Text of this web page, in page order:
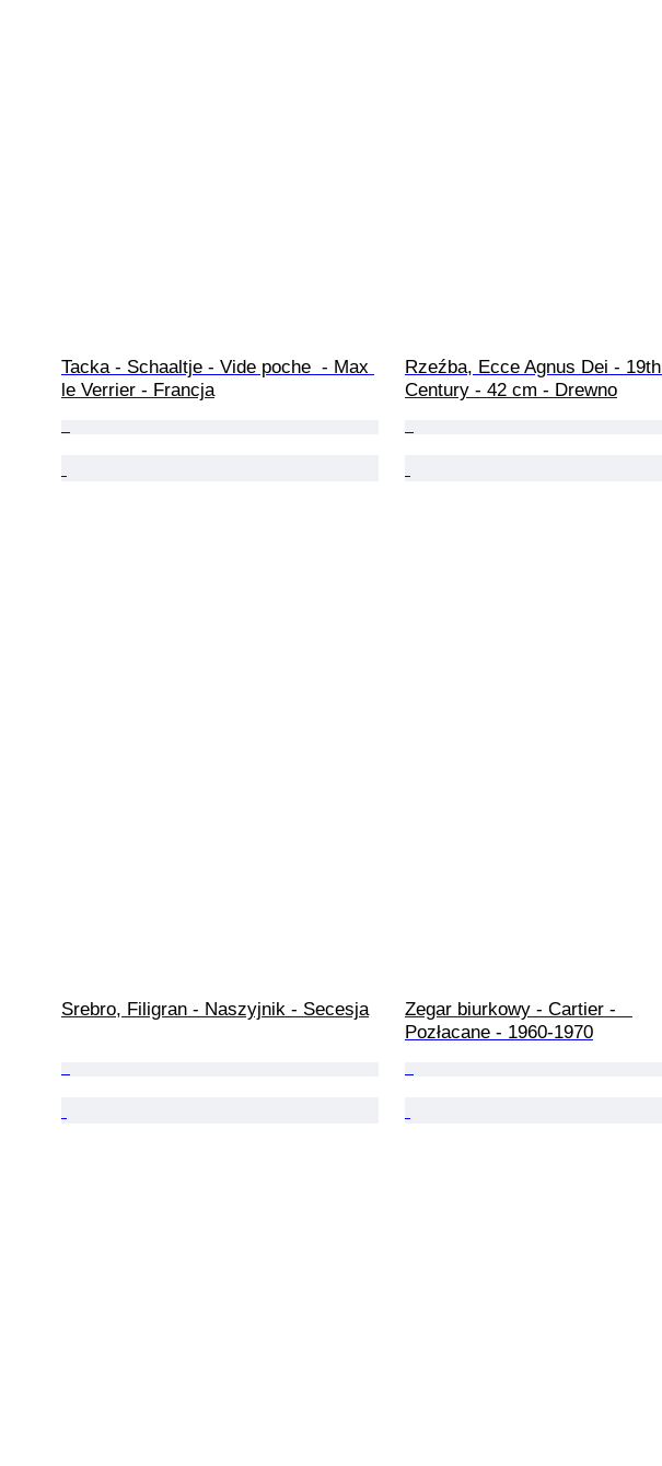
Tacka - Schaaltje - Vide poche  - Max
le Verrier - Francja
Rzeźba, Ecce Agnus Dei - 19th
Century - 42 cm - Drewno
Srebro, Filigran - Naszyjnik - Secesja
Zegar biurkowy - Cartier -
Pozłacane - 1960-1970